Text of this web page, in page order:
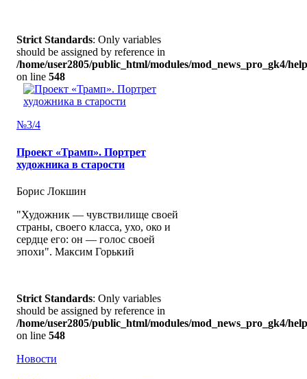
Strict Standards: Only variables
should be assigned by reference in
/home/user2805/public_html/modules/mod_news_pro_gk4/
on line 548
№3/4
Проект «Трамп». Портрет
художника в старости
Борис Локшин
"Художник — чувствилище своей
страны, своего класса, ухо, око и
сердце его: он — голос своей
эпохи". Максим Горький
Strict Standards: Only variables
should be assigned by reference in
/home/user2805/public_html/modules/mod_news_pro_gk4/
on line 548
Новости